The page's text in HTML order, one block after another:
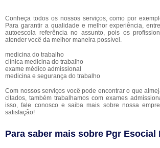
Conheça todos os nossos serviços, como por
Para garantir a qualidade e melhor experiência,
autoescola referência no assunto, pois os
atender você da melhor maneira possível.
medicina do trabalho
clínica medicina do trabalho
exame médico admissional
medicina e segurança do trabalho
Com nossos serviços você pode encontrar o que
citados, também trabalhamos com exames
isso, fale conosco e saiba mais sobre nossa
satisfação!
Para saber mais sobre Pgr Esocial